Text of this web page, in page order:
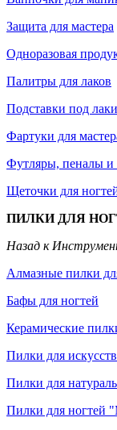
Защита для мастера
Одноразовая
Палитры для лаков
Подставки под лаки
Фартуки для
Футляры, пеналы и
Щеточки для
ПИЛКИ ДЛЯ
Назад к
Алмазные пилки
Бафы для ногтей
Керамические
Пилки для
Пилки для
Пилки для ногтей